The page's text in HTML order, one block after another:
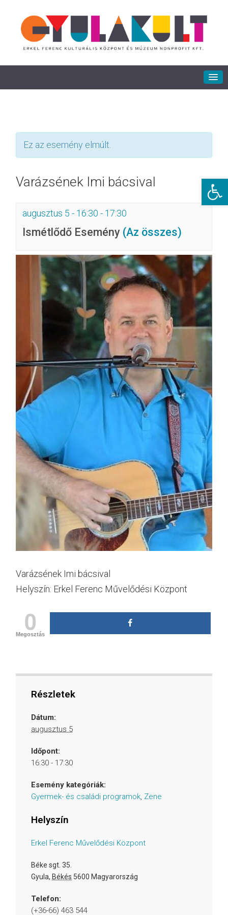
Ez az esemény elmúlt.
Varázsének Imi bácsival
augusztus 5 - 16:30 - 17:30
Ismétlődő Esemény (Az összes)
Varázsének Imi bácsival
Helyszín: Erkel Ferenc Művelődési Központ
0
Megosztás
Részletek
Dátum:
augusztus 5
Időpont:
16:30 - 17:30
Esemény kategóriák:
Gyermek- és családi programok, Zene
Helyszín
Erkel Ferenc Művelődési Központ
Béke sgt. 35.
Gyula, Békés 5600 Magyarország
Telefon:
(+36-66) 463 544